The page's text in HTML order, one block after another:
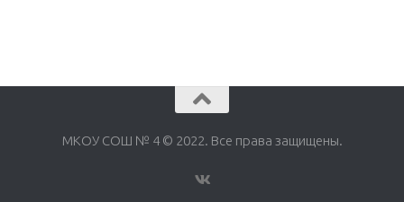
МКОУ СОШ № 4 © 2022. Все права защищены.